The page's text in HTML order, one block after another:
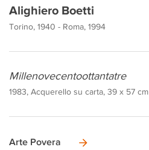
Alighiero Boetti
Torino, 1940 - Roma, 1994
Millenovecentoottantatre
1983, Acquerello su carta, 39 x 57 cm
Arte Povera